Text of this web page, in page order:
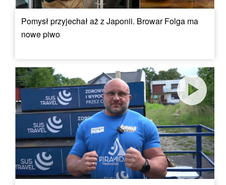
Pomysł przyjechał aż z Japonii. Browar Folga ma
nowe piwo